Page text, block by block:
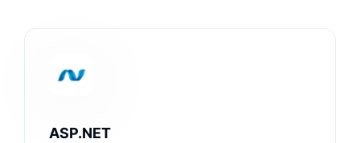
ASP.NET